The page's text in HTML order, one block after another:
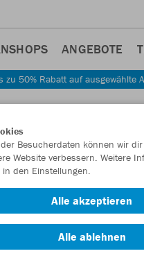
ANGEBOTE
zu 50% Rabatt auf ausgewählte
Besucherdaten können wir
Website verbessern. Weitere
den Einstellungen.
Alle akzeptieren
Alle ablehnen